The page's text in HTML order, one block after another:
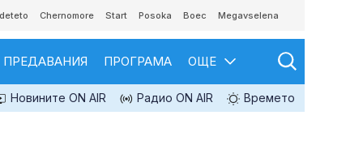
Chernomore Start Posoka Boec Megavselena
ПРЕДАВАНИЯ ПРОГРАМА ОЩЕ
Новините ON AIR Радио ON AIR Времето